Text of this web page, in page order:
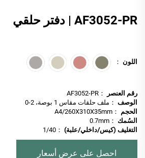
AF3052-PR | دفتر حلقي
اللون ：
رقم العنصر
：AF3052-PR
الوصف ：ملف حلقات مقاس 1 بوصة، 2-0
الحجم ：A4/260X310X35mm
السُمك ：0.7mm
التغليف (كيس/داخلي/علبة) ：1/40
احصل على عرض أسعار